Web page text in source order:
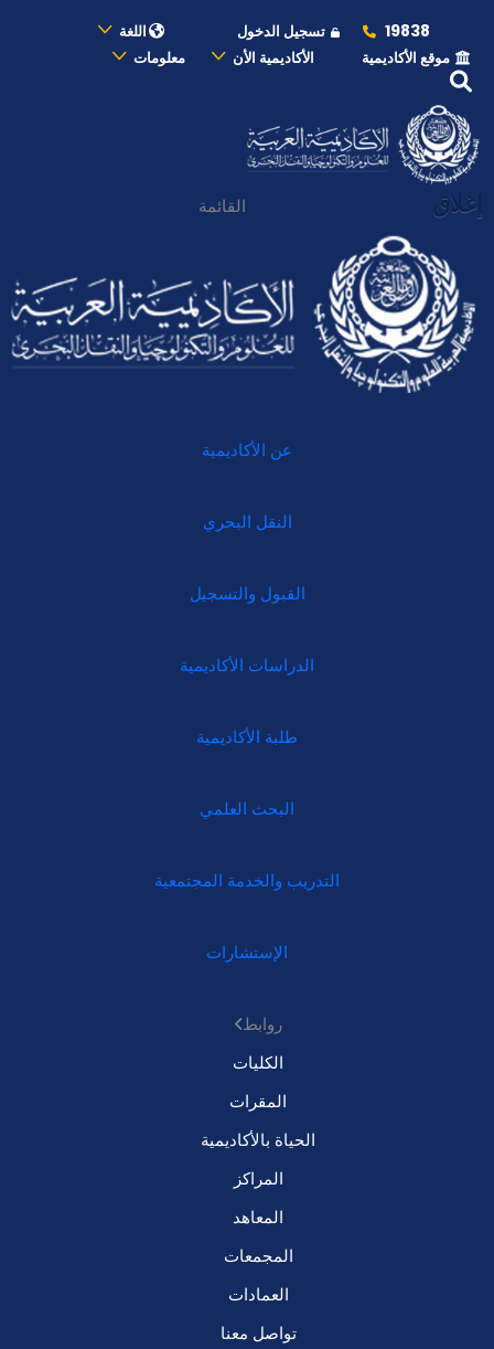
19838 تسجيل الدخول
اللغة
موقع الأكاديمية
الأكاديمية الأن معلومات
إغلاق القائمة
عن الأكاديمية
النقل البحري
القبول والتسجيل
الدراسات الأكاديمية
طلبة الأكاديمية
البحث العلمي
التدريب والخدمة المجتمعية
الإستشارات
روابط
الكليات
المقرات
الحياة بالأكاديمية
المراكز
المعاهد
المجمعات
العمادات
تواصل معنا